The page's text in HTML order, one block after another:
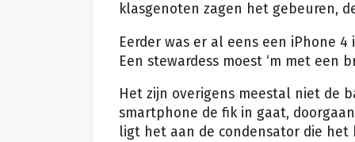
klasgenoten zagen het gebeuren,
Eerder was er al eens een iPhone
Een stewardess moest ‘m met
Het zijn overigens meestal niet de
smartphone de fik in gaat,
ligt het aan de condensator die